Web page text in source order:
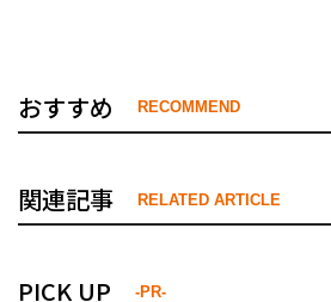
おすすめ RECOMMEND
関連記事 RELATED ARTICLE
PICK UP -PR-